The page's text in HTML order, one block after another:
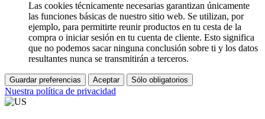
Las cookies técnicamente necesarias garantizan únicamente
las funciones básicas de nuestro sitio web. Se utilizan, por
ejemplo, para permitirte reunir productos en tu cesta de la
compra o iniciar sesión en tu cuenta de cliente. Esto significa
que no podemos sacar ninguna conclusión sobre ti y los datos
resultantes nunca se transmitirán a terceros.
Guardar preferencias Aceptar Sólo obligatorios
Nuestra política de privacidad